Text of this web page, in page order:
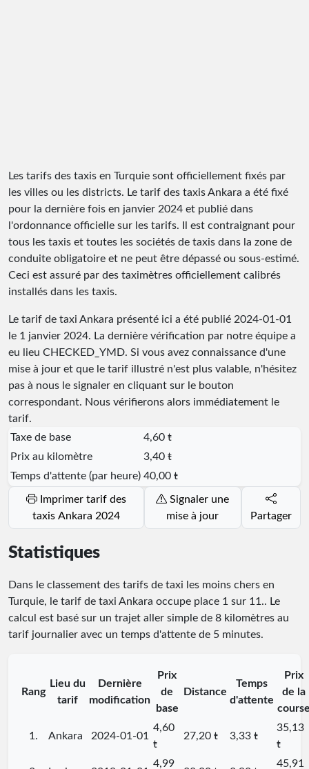
Les tarifs des taxis en Turquie sont officiellement fixés par
les villes ou les districts. Le tarif des taxis Ankara a été fixé
pour la dernière fois en janvier 2024 et publié dans
l'ordonnance officielle sur les tarifs. Il est contraignant pour
tous les taxis et toutes les sociétés de taxis dans la zone de
conduite obligatoire et ne peut être dépassé ou sous-estimé.
Ceci est assuré par des taximètres officiellement calibrés
installés dans les taxis.
Le tarif de taxi Ankara présenté ici a été publié 2024-01-01
le 1 janvier 2024. La dernière vérification par notre équipe a
eu lieu CHECKED_YMD. Si vous avez connaissance d'une
mise à jour et que le tarif illustré n'est plus valable, n'hésitez
pas à nous le signaler en cliquant sur le bouton
correspondant. Nous vérifierons alors immédiatement le
tarif.
Taxe de base
4,60 ŧ
Prix au kilomètre
3,40 ŧ
Temps d'attente (par heure) 40,00 ŧ
Imprimer tarif des
taxis Ankara 2024
Signaler une
mise à jour
Partager
Statistiques
Dans le classement des tarifs de taxi les moins chers en
Turquie, le tarif de taxi Ankara occupe place 1 sur 11 .. Le
calcul est basé sur un trajet aller simple de 8 kilomètres au
tarif journalier avec un temps d'attente de 5 minutes.
Rang
Lieu du
tarif
Dernière
modification
Prix
de
base
Distance
Temps
d'attente
Prix
de la
1. Ankara 2024-01-01
4,60
ŧ
27,20 ŧ 3,33 ŧ
35,13
ŧ
4,99 45,91